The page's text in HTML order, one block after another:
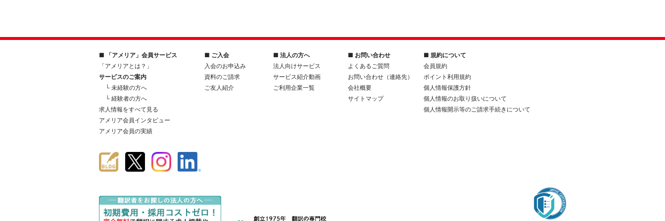
■ 「アメリア」会員サービス
「アメリアとは？」
サービスのご案内
└ 未経験の方へ
└ 経験者の方へ
求人情報をすべて見る
アメリア会員インタビュー
アメリア会員の実績
■ ご入会
入会のお申込み
資料のご請求
ご友人紹介
■ 法人の方へ
法人向けサービス
サービス紹介動画
ご利用企業一覧
■ お問い合わせ
よくあるご質問
お問い合わせ（連絡先）
会社概要
サイトマップ
■ 規約について
会員規約
ポイント利用規約
個人情報保護方針
個人情報のお取り扱いについて
個人情報開示等のご請求手続きについて